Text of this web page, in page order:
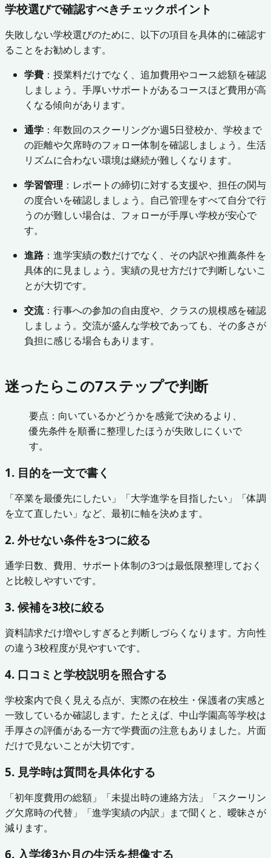
学校選びで確認すべきチェックポイント
失敗しない学校選びのために、以下の項目を具体的に確認す
ることをお勧めします。
学費 ：授業料だけでなく、追加費用やコース総額を確認
しましょう。手厚いサポートがあるコースほど費用が高
くなる傾向があります。
通学 ：年数回のスクーリングか週5日登校か、学校まで
の距離や欠席時のフォロー体制を確認しましょう。生活
リズムに合わない環境は継続が難しくなります。
学習管理 ：レポートの締切に対する支援や、担任の関与
の度合いを確認しましょう。自己管理をすべて自分で行
うのが難しい場合は、フォローが手厚い学校が安心で
す。
進路 ：進学実績の数だけでなく、その内訳や推薦条件を
具体的に見ましょう。実績の見せ方だけで判断しないこ
とが大切です。
交流：行事への参加の自由度や、クラスの規模感を確認
しましょう。交流が盛んな学校であっても、その多さが
負担に感じる場合もあります。
迷ったらこの7ステップで判断
要点：向いているかどうかを感覚で決めるより、
優先条件を順番に整理したほうが失敗しにくいで
す。
1. 目的を一文で書く
「卒業を最優先にしたい」「大学進学を目指したい」「体調
を立て直したい」など、最初に軸を決めます。
2. 外せない条件を3つに絞る
通学日数、費用、サポート体制の3つは最低限整理しておく
と比較しやすいです。
3. 候補を3校に絞る
資料請求だけ増やしすぎると判断しづらくなります。方向性
の違う3校程度が見やすいです。
4. 口コミと学校説明を照合する
学校案内で良く見える点が、実際の在校生・保護者の実感と
一致しているか確認します。たとえば、中山学園高等学校は
手厚さの評価がある一方で学費面の注意もありました。片面
だけで見ないことが大切です。
5. 見学時は質問を具体化する
「初年度費用の総額」「未提出時の連絡方法」「スクーリン
グ欠席時の代替」「進学実績の内訳」まで聞くと、曖昧さが
減ります。
6. 入学後3か月の生活を想像する